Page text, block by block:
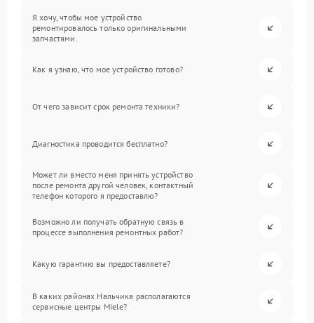
Я хочу, чтобы мое устройство
ремонтировалось только оригинальными
запчастями.
Как я узнаю, что мое устройство готово?
От чего зависит срок ремонта техники?
Диагностика проводится бесплатно?
Может ли вместо меня принять устройство
после ремонта другой человек, контактный
телефон которого я предоставлю?
Возможно ли получать обратную связь в
процессе выполнения ремонтных работ?
Какую гарантию вы предоставляете?
В каких районах Нальчика располагаются
сервисные центры Miele?